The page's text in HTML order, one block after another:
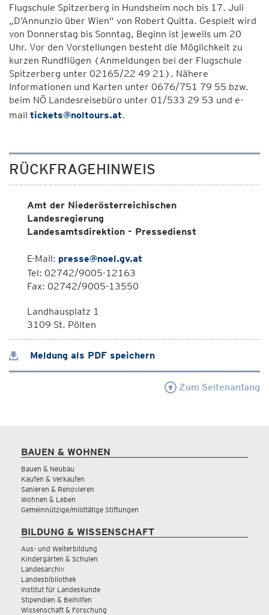
Flugschule Spitzerberg in Hundsheim noch bis 17. Juli
„D’Annunzio über Wien“ von Robert Quitta. Gespielt wird
von Donnerstag bis Sonntag, Beginn ist jeweils um 20
Uhr. Vor den Vorstellungen besteht die Möglichkeit zu
kurzen Rundflügen (Anmeldungen bei der Flugschule
Spitzerberg unter 02165/22 49 21). Nähere
Informationen und Karten unter 0676/751 79 55 bzw.
beim NÖ Landesreisebüro unter 01/533 29 53 und e-
mail tickets@noltours.at.
RÜCKFRAGEHINWEIS
Amt der Niederösterreichischen
Landesregierung
Landesamtsdirektion - Pressedienst
E-Mail: presse@noel.gv.at
Tel: 02742/9005-12163
Fax: 02742/9005-13550
Landhausplatz 1
3109 St. Pölten
Meldung als PDF speichern
Zum Seitenanfang
BAUEN & WOHNEN
Bauen & Neubau
Kaufen & Verkaufen
Sanieren & Renovieren
Wohnen & Leben
Gemeinnützige/mildtätige Stiftungen
BILDUNG & WISSENSCHAFT
Aus- und Weiterbildung
Kindergärten & Schulen
Landesarchiv
Landesbibliothek
Institut für Landeskunde
Stipendien & Beihilfen
Wissenschaft & Forschung